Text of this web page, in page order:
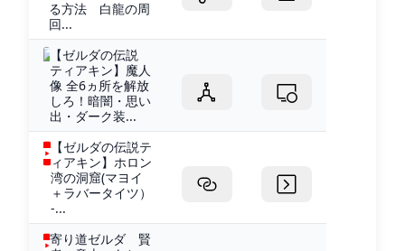
る方法 白龍の周
回...
【ゼルダの伝説
ティアキン】魔人
像 全6ヵ所を解放
しろ！暗闇・思い
出・ダーク装...
【ゼルダの伝説テ
ィアキン】ホロン
湾の洞窟(マヨイ
＋ラバータイツ）
-...
寄り道ゼルダ 賢